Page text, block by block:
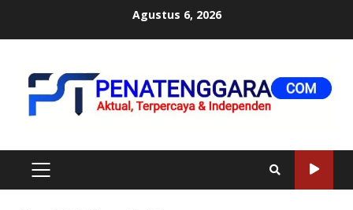
Agustus 6, 2026
PRIMARY
MENU